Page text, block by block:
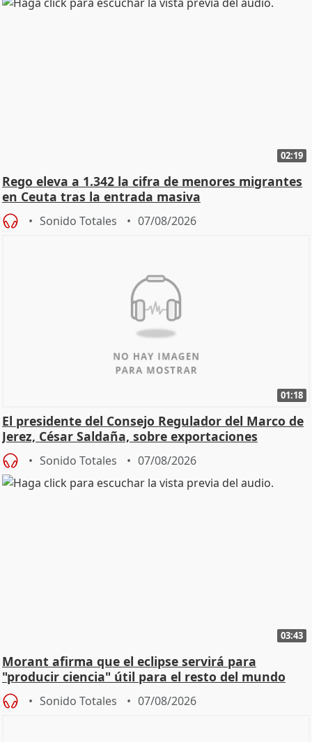
02:19
Rego eleva a 1.342 la cifra de menores migrantes
en Ceuta tras la entrada masiva
Sonido Totales 07/08/2026
01:18
El presidente del Consejo Regulador del Marco de
Jerez, César Saldaña, sobre exportaciones
Sonido Totales 07/08/2026
03:43
Morant afirma que el eclipse servirá para
"producir ciencia" útil para el resto del mundo
Sonido Totales 07/08/2026